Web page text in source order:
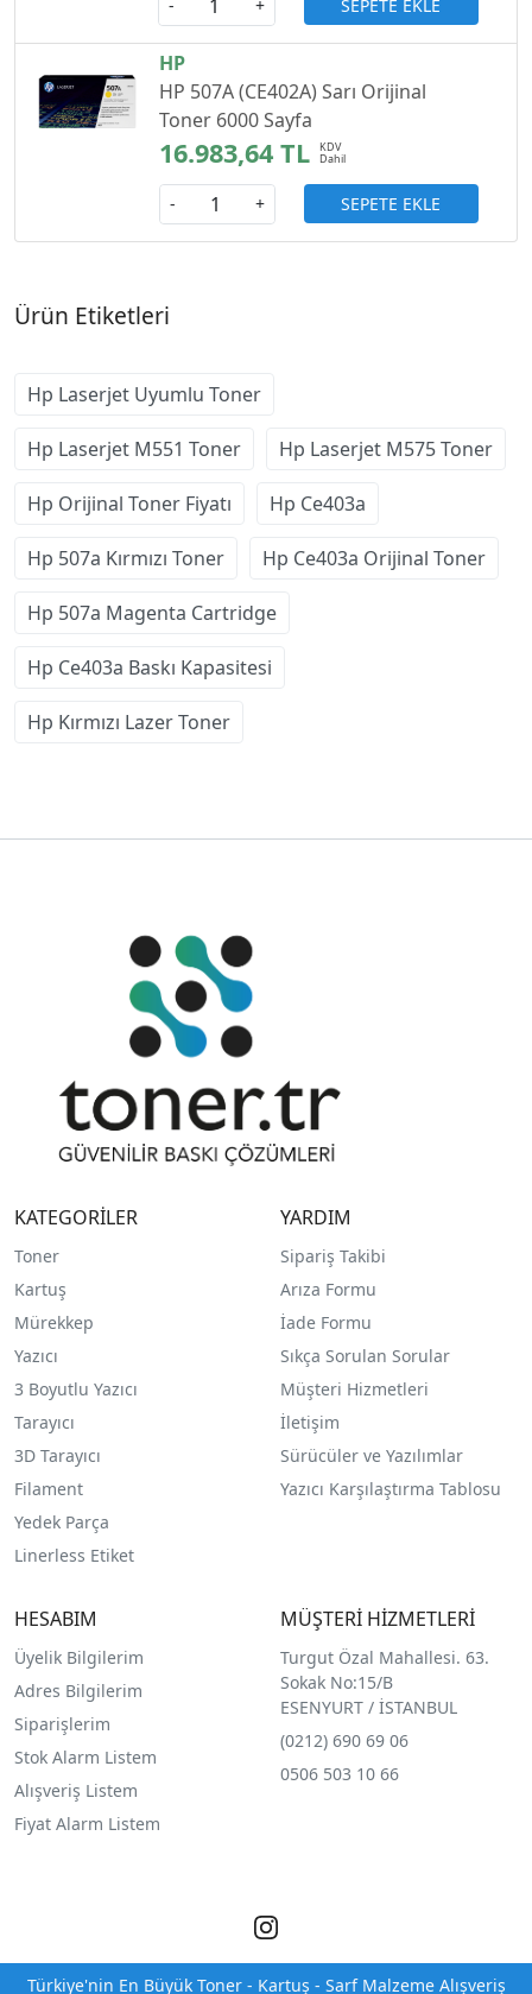
- + SEPETE EKLE
HP
HP 507A (CE402A) Sarı Orijinal
Toner 6000 Sayfa
16.983,64 TL
- + SEPETE EKLE
Ürün Etiketleri
Hp Laserjet Uyumlu Toner
Hp Laserjet M551 Toner Hp Laserjet M575 Toner
Hp Orijinal Toner Fiyatı Hp Ce403a
Hp 507a Kırmızı Toner Hp Ce403a Orijinal Toner
Hp 507a Magenta Cartridge
Hp Ce403a Baskı Kapasitesi
Hp Kırmızı Lazer Toner
KATEGORİLER
Toner
Kartuş
Mürekkep
Yazıcı
3 Boyutlu Yazıcı
Tarayıcı
3D Tarayıcı
Filament
Yedek Parça
Linerless Etiket
YARDIM
Sipariş Takibi
Arıza Formu
İade Formu
Sıkça Sorulan Sorular
Müşteri Hizmetleri
İletişim
Sürücüler ve Yazılımlar
Yazıcı Karşılaştırma Tablosu
HESABIM
Üyelik Bilgilerim
Adres Bilgilerim
Siparişlerim
Stok Alarm Listem
Alışveriş Listem
Fiyat Alarm Listem
MÜŞTERİ HİZMETLERİ
Turgut Özal Mahallesi. 63.
Sokak No:15/B
ESENYURT / İSTANBUL
(0212) 690 69 06
0506 503 10 66
Türkiye'nin En Büyük Toner - Kartuş - Sarf Malzeme Alışveriş